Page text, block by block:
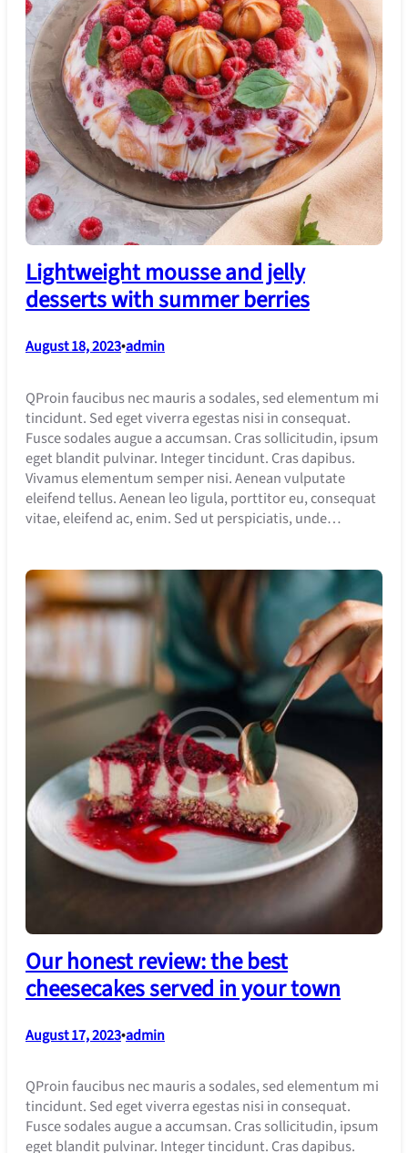
Lightweight mousse and jelly
desserts with summer berries
August 18, 2023•admin
QProin faucibus nec mauris a sodales, sed elementum mi
tincidunt. Sed eget viverra egestas nisi in consequat.
Fusce sodales augue a accumsan. Cras sollicitudin, ipsum
eget blandit pulvinar. Integer tincidunt. Cras dapibus.
Vivamus elementum semper nisi. Aenean vulputate
eleifend tellus. Aenean leo ligula, porttitor eu, consequat
vitae, eleifend ac, enim. Sed ut perspiciatis, unde…
Our honest review: the best
cheesecakes served in your town
August 17, 2023•admin
QProin faucibus nec mauris a sodales, sed elementum mi
tincidunt. Sed eget viverra egestas nisi in consequat.
Fusce sodales augue a accumsan. Cras sollicitudin, ipsum
eget blandit pulvinar. Integer tincidunt. Cras dapibus.